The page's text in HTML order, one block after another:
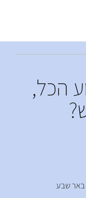
הכל,
באר שבע